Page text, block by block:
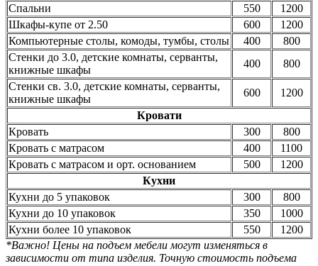
Спальни
550
1200
Шкафы-купе от 2.50
600
1200
Компьютерные столы, комоды, тумбы, столы
400
800
Стенки до 3.0, детские комнаты, серванты,
книжные шкафы
400
800
Стенки св. 3.0, детские комнаты, серванты,
книжные шкафы
600
1200
Кровати
Кровать
300
800
Кровать с матрасом
400
1100
Кровать с матрасом и орт. основанием
500
1200
Кухни
Кухни до 5 упаковок
300
800
Кухни до 10 упаковок
350
1000
Кухни более 10 упаковок
550
1200
*Важно! Цены на подъем мебели могут изменяться в
зависимости от типа изделия. Точную стоимость подъема